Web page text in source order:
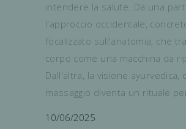
intendere la salute. Da una
l'approccio occidentale,
focalizzato sull'anatomia, che
corpo come una macchina da
Dall'altra, la visione ayurvedica,
massaggio diventa un rituale
10/06/2025